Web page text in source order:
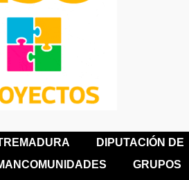
DIPUTACIÓN DE
GRUPOS